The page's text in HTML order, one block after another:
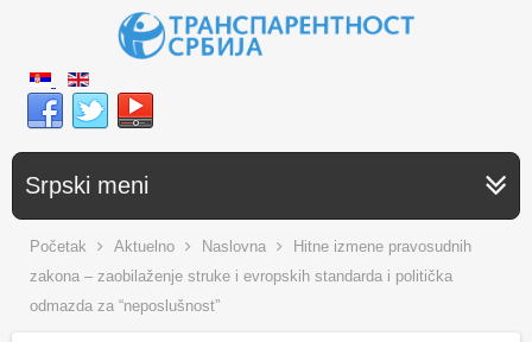
Srpski meni
Početak Aktuelno Naslovna
Hitne izmene pravosudnih
zakona – zaobilaženje struke i evropskih standarda i politička
odmazda za “neposlušnost”